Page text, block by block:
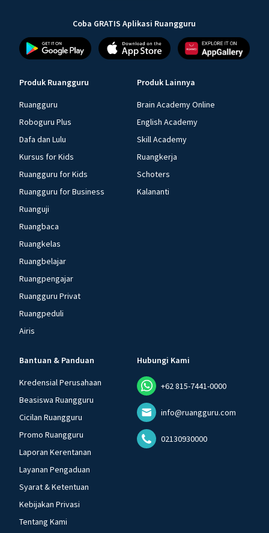
Coba GRATIS Aplikasi Ruangguru
Produk Ruangguru
Ruangguru
Roboguru Plus
Dafa dan Lulu
Kursus for Kids
Ruangguru for Kids
Ruangguru for Business
Ruanguji
Ruangbaca
Ruangkelas
Ruangbelajar
Ruangpengajar
Ruangguru Privat
Ruangpeduli
Airis
Produk Lainnya
Brain Academy Online
English Academy
Skill Academy
Ruangkerja
Schoters
Kalananti
Bantuan & Panduan
Kredensial Perusahaan
Beasiswa Ruangguru
Cicilan Ruangguru
Promo Ruangguru
Laporan Kerentanan
Layanan Pengaduan
Syarat & Ketentuan
Kebijakan Privasi
Tentang Kami
Hubungi Kami
+62 815-7441-0000
info@ruangguru.com
02130930000